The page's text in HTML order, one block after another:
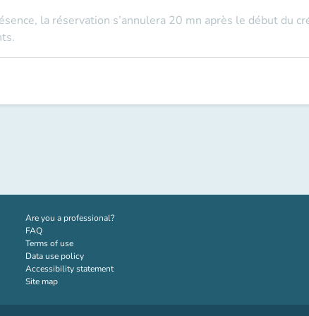
la réservation s’annulera 20 mn après le début du
Are you a professional?(new tab)
FAQ
Terms of use
Data use policy
Accessibility statement
Site map